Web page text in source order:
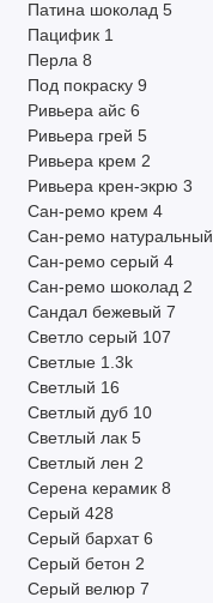
Патина шоколад 5
Пацифик 1
Перла 8
Под покраску 9
Ривьера айс 6
Ривьера грей 5
Ривьера крем 2
Ривьера крен-экрю 3
Сан-ремо крем 4
Сан-ремо натуральный
Сан-ремо серый 4
Сан-ремо шоколад 2
Сандал бежевый 7
Светло серый 107
Светлые 1.3k
Светлый 16
Светлый дуб 10
Светлый лак 5
Светлый лен 2
Серена керамик 8
Серый 428
Серый бархат 6
Серый бетон 2
Серый велюр 7